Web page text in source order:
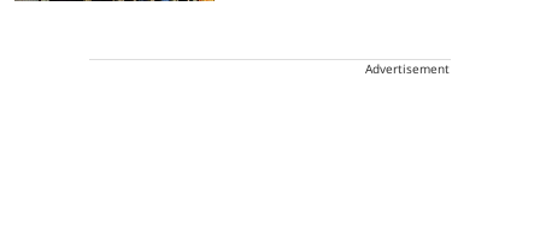
Advertisement